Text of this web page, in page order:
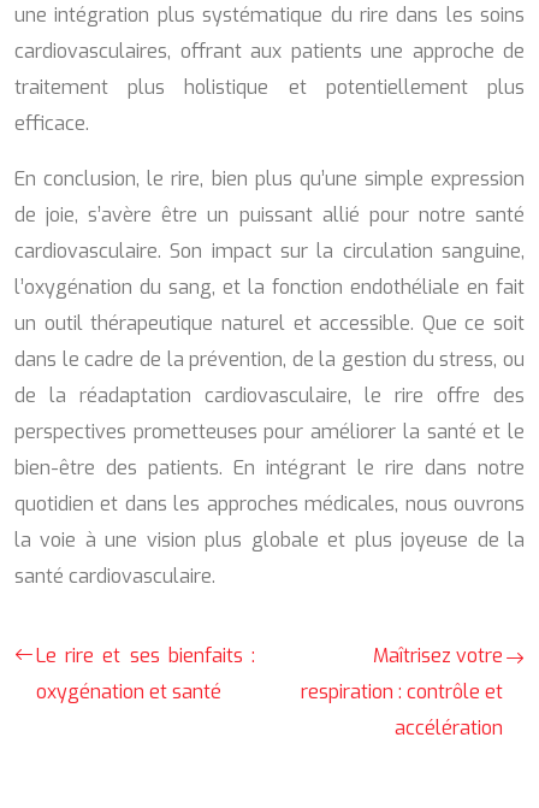
une intégration plus systématique du rire dans les soins
cardiovasculaires, offrant aux patients une approche de
traitement plus holistique et potentiellement plus
efficace.
En conclusion, le rire, bien plus qu’une simple expression
de joie, s’avère être un puissant allié pour notre santé
cardiovasculaire. Son impact sur la circulation sanguine,
l’oxygénation du sang, et la fonction endothéliale en fait
un outil thérapeutique naturel et accessible. Que ce soit
dans le cadre de la prévention, de la gestion du stress, ou
de la réadaptation cardiovasculaire, le rire offre des
perspectives prometteuses pour améliorer la santé et le
bien-être des patients. En intégrant le rire dans notre
quotidien et dans les approches médicales, nous ouvrons
la voie à une vision plus globale et plus joyeuse de la
santé cardiovasculaire.
Le rire et ses bienfaits :
oxygénation et santé
Maîtrisez votre
respiration : contrôle et
accélération